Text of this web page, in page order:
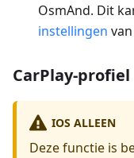
OsmAnd. Dit
instellingen
CarPlay-profiel
IOS ALLEEN
Deze functie is